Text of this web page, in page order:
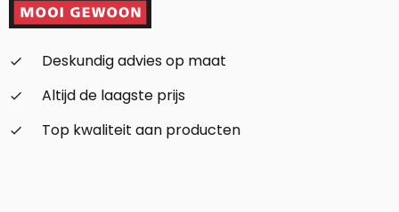
check_small
Deskundig advies op maat
check_small
Altijd de laagste prijs
check_small
Top kwaliteit aan producten